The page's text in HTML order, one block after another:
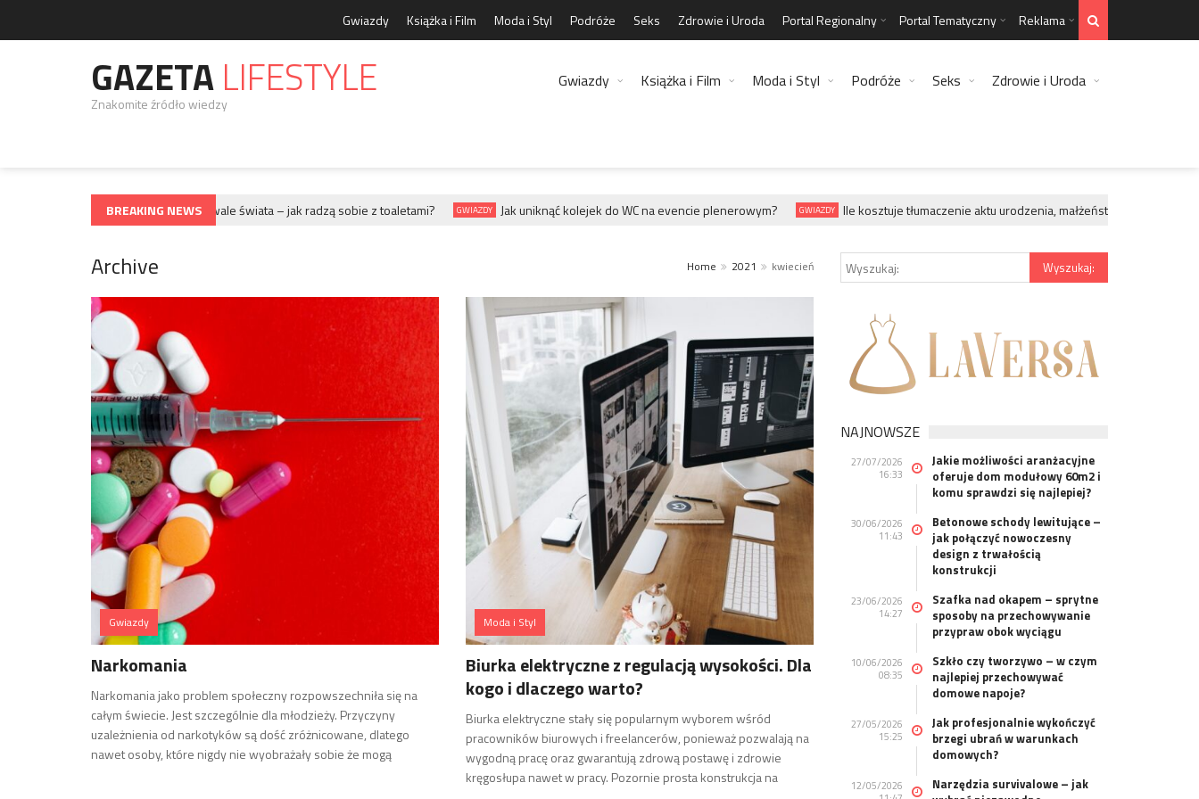
Gwiazdy Książka i Film Moda i Styl Podróże Seks Zdrowie i Uroda Portal Regionalny Portal Tematyczny Reklama
GAZETALIFESTYLE
Znakomite źródło wiedzy
Gwiazdy Książka i Film Moda i Styl Podróże Seks Zdrowie i Uroda
BREAKING NEWS
Największe festiwale świata – jak radzą sobie z toaletami? GWIAZDY Jak uniknąć kolejek do WC na evencie plenerowym? GWIAZDY Ile kosztuje tłumaczenie aktu urodzenia, małżeństwa, zgonu?
Archive Home 2021 kwiecień
Gwiazdy
Narkomania
Narkomania jako problem społeczny rozpowszechniła się na
całym świecie. Jest szczególnie dla młodzieży. Przyczyny
uzależnienia od narkotyków są dość zróżnicowane, dlatego
nawet osoby, które nigdy nie wyobrażały sobie że mogą
Moda i Styl
Biurka elektryczne z regulacją wysokości. Dla
kogo i dlaczego warto?
Biurka elektryczne stały się popularnym wyborem wśród
pracowników biurowych i freelancerów, ponieważ pozwalają na
wygodną pracę oraz gwarantują zdrową postawę i zdrowie
kręgosłupa nawet w pracy. Pozornie prosta konstrukcja na
NAJNOWSZE
27/07/2026
16:33
Jakie możliwości aranżacyjne
oferuje dom modułowy 60m2 i
komu sprawdzi się najlepiej?
30/06/2026
11:43
Betonowe schody lewitujące –
jak połączyć nowoczesny
design z trwałością
konstrukcji
23/06/2026
14:27
Szafka nad okapem – sprytne
sposoby na przechowywanie
przypraw obok wyciągu
10/06/2026
08:35
Szkło czy tworzywo – w czym
najlepiej przechowywać
domowe napoje?
27/05/2026
15:25
Jak profesjonalnie wykończyć
brzegi ubrań w warunkach
domowych?
12/05/2026
Narzędzia survivalowe – jak